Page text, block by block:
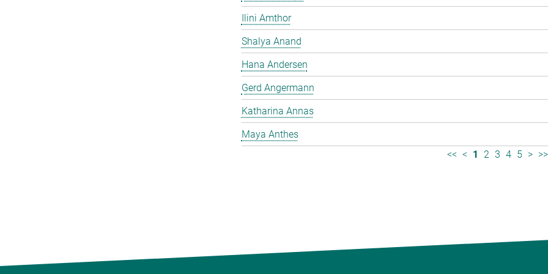
Ilini Amthor
Shalya Anand
Hana Andersen
Gerd Angermann
Katharina Annas
Maya Anthes
<< < 1 2 3 4 5 > >>